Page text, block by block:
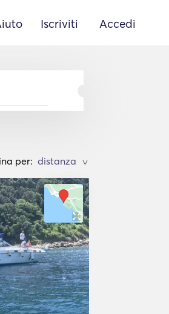
Iscriviti Accedi
per: >